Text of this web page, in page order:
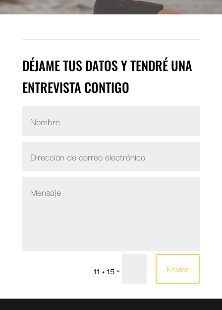
DÉJAME TUS DATOS Y TENDRÉ UNA
ENTREVISTA CONTIGO
11 + 15= Enviar